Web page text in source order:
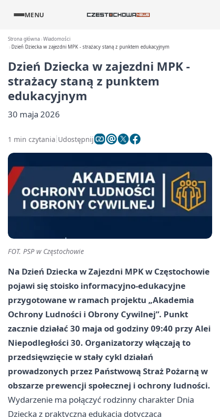
MENU
Strona główna Wiadomości
Dzień Dziecka w zajezdni MPK - strażacy staną z punktem edukacyjnym
Dzień Dziecka w zajezdni MPK -
strażacy staną z punktem
edukacyjnym
30 maja 2026
1 min czytania Udostępnij
FOT. PSP w Częstochowie
Na Dzień Dziecka w Zajezdni MPK w Częstochowie
pojawi się stoisko informacyjno-edukacyjne
przygotowane w ramach projektu „Akademia
Ochrony Ludności i Obrony Cywilnej”. Punkt
zacznie działać 30 maja od godziny 09:40 przy Alei
Niepodległości 30. Organizatorzy włączają to
przedsięwzięcie w stały cykl działań
prowadzonych przez Państwową Straż Pożarną w
obszarze prewencji społecznej i ochrony ludności.
Wydarzenie ma połączyć rodzinny charakter Dnia
Dziecka z praktyczną edukacją dotyczącą